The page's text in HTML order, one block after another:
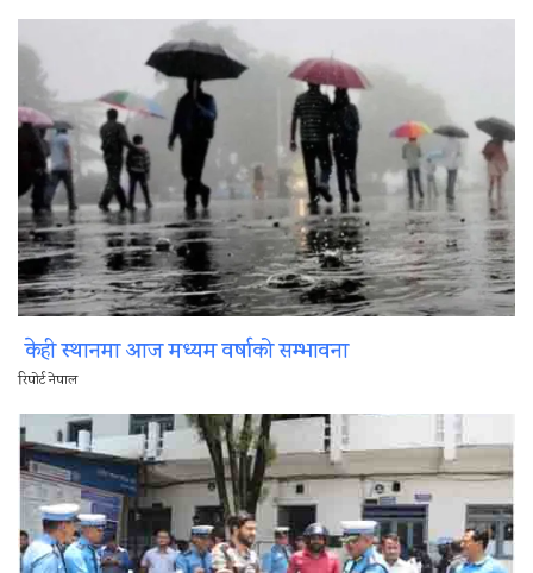
केही स्थानमा आज मध्यम वर्षाको सम्भावना
रिपोर्ट नेपाल